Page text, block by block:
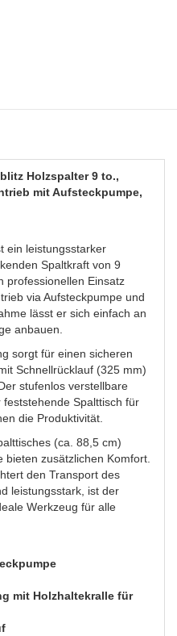
Holzspalter 9 to.,
mit Aufsteckpumpe,
ein leistungsstarker
Spaltkraft von 9
professionellen Einsatz
via Aufsteckpumpe und
lässt er sich einfach an
anbauen.
sorgt für einen sicheren
Schnellrücklauf (325 mm)
stufenlos verstellbare
Spalttisch für
die Produktivität.
(ca. 88,5 cm)
bieten zusätzlichen Komfort.
den Transport des
leistungsstark, ist der
Werkzeug für alle
mit Holzhaltekralle für